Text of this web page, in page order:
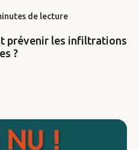
de lecture
prévenir les infiltrations
?